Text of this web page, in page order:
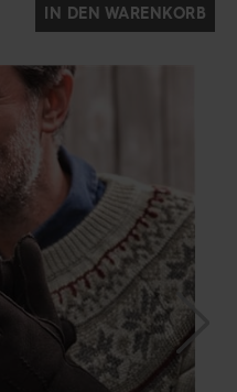
IN DEN WARENKORB